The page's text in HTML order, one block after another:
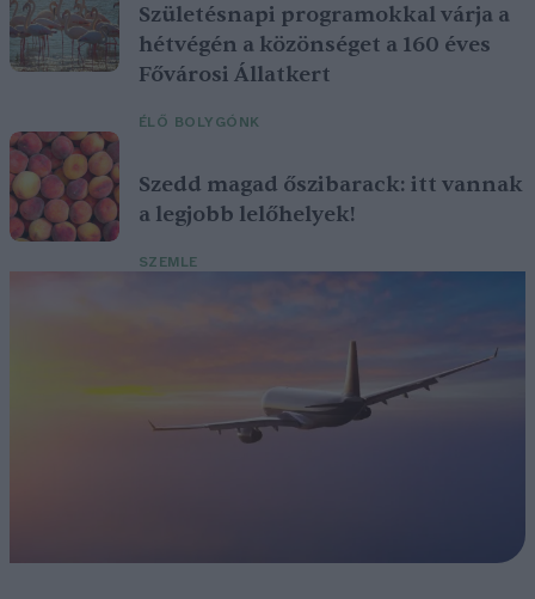
Születésnapi programokkal várja a
hétvégén a közönséget a 160 éves
Fővárosi Állatkert
ÉLŐ BOLYGÓNK
Szedd magad őszibarack: itt vannak
a legjobb lelőhelyek!
SZEMLE